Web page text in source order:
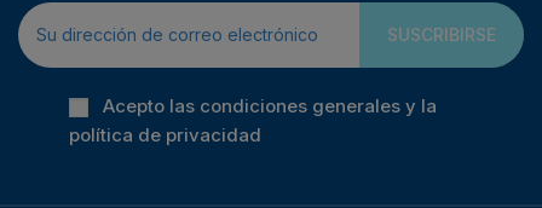
SUSCRIBIRSE
Acepto las condiciones generales y la
política de privacidad